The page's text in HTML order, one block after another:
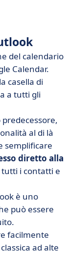
del calendario
Calendar.
casella di
a tutti gli
al di là
semplificare
diretto alla
i contatti e
è uno
può essere
facilmente
ad alte